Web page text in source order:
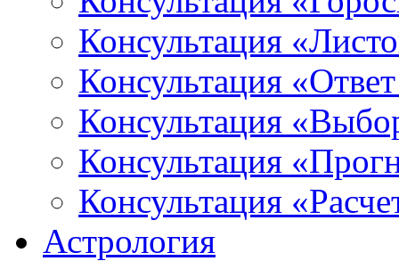
Консультация
Консультация
Консультация
Консультация
Консультация
Астрология